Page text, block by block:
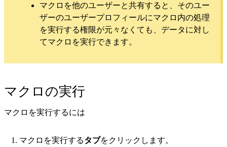
マクロを他のユーザーと共有すると、そのユー
ザーのユーザープロフィールにマクロ内の処理
を実行する権限が元々なくても、データに対し
てマクロを実行できます。
マクロの実行
マクロを実行するには
マクロを実行するタブをクリックします。